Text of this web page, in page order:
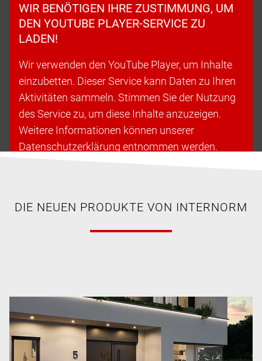
WIR BENÖTIGEN IHRE ZUSTIMMUNG, UM
DEN YOUTUBE PLAYER-SERVICE ZU
LADEN!
Wir verwenden den YouTube Player, um Inhalte
einzubetten. Dieser Service kann Daten zu Ihren
Aktivitäten sammeln. Stimmen Sie der Nutzung
des Service zu, um diese Inhalte anzuzeigen.
Weitere Informationen können unserer
Datenschutzerklärung entnommen werden.
DIE NEUEN PRODUKTE VON INTERNORM